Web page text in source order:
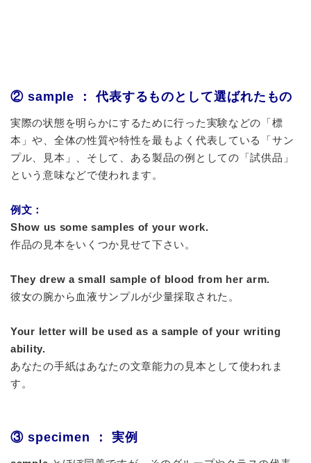
② sample ： 代表するものとして選ばれたもの
実際の状態を明らかにするために行った実験などの「標
本」や、全体の性質や特性を最もよく代表している「サン
プル、見本」、そして、ある製品の例としての「試供品」
という意味などで使われます。
例文：
Show us some samples of your work.
作品の見本をいくつか見せて下さい。
They drew a small sample of blood from her arm.
彼女の腕から血液サンプルが少量採取された。
Your letter will be used as a sample of your writing
ability.
あなたの手紙はあなたの文章能力の見本として使われま
す。
③ specimen ： 実例